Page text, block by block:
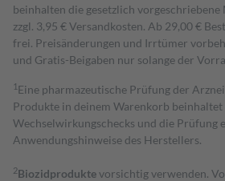
beinhalten die gesetzlich vorgeschriebene
zzgl. 3,95 € Versandkosten. Ab 29,00 €
frei. Preisänderungen und Irrtümer
und Gratis-Beigaben nur solange der
1 Eine pharmazeutische Prüfung der
Produkte in deinem Warenkorb
Wechselwirkungschecks und die Prüfung
Anwendungshinweise des Herstellers.
2Biozidproduktevorsichtig verwenden.